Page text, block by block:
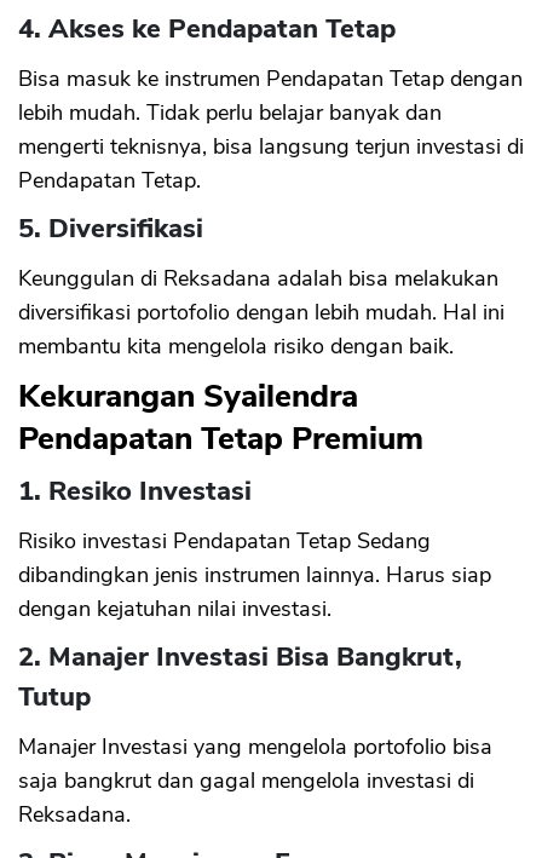
4. Akses ke Pendapatan Tetap
Bisa masuk ke instrumen Pendapatan Tetap dengan
lebih mudah. Tidak perlu belajar banyak dan
mengerti teknisnya, bisa langsung terjun investasi di
Pendapatan Tetap.
5. Diversifikasi
Keunggulan di Reksadana adalah bisa melakukan
diversifikasi portofolio dengan lebih mudah. Hal ini
membantu kita mengelola risiko dengan baik.
Kekurangan Syailendra
Pendapatan Tetap Premium
1. Resiko Investasi
Risiko investasi Pendapatan Tetap Sedang
dibandingkan jenis instrumen lainnya. Harus siap
dengan kejatuhan nilai investasi.
2. Manajer Investasi Bisa Bangkrut,
Tutup
Manajer Investasi yang mengelola portofolio bisa
saja bangkrut dan gagal mengelola investasi di
Reksadana.